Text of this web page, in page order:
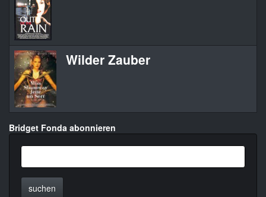
Wilder Zauber
Bridget Fonda abonnieren
suchen